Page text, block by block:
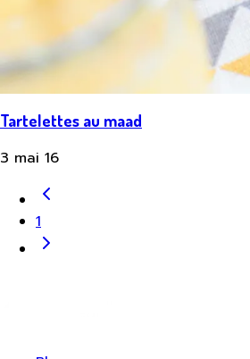
Tartelettes au maad
3 mai 16
1